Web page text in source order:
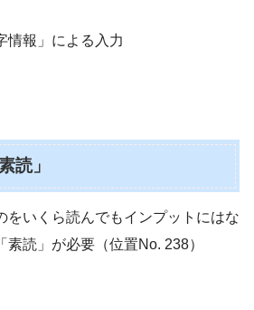
情報」による入力
読」
をいくら読んでもインプットにはな
素読」が必要（位置No. 238）